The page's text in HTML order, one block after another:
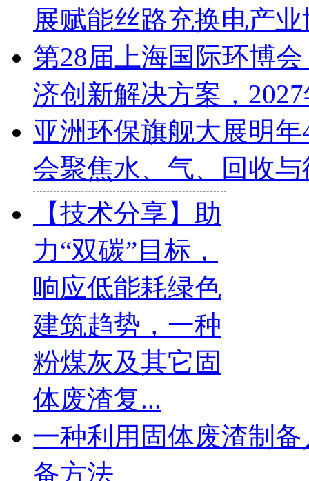
展赋能丝路充换电产
第28届上海国际环博
济创新解决方案，
亚洲环保旗舰大展明
会聚焦水、气、回收
【技术分享】助
力“双碳”目标，
响应低能耗绿色
建筑趋势，一种
粉煤灰及其它固
体废渣复...
一种利用固体废渣制
备方法